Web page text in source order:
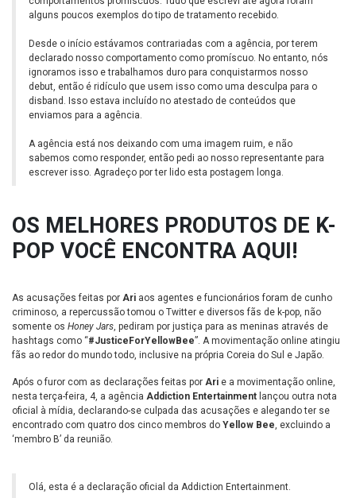
alguns poucos exemplos do tipo de tratamento recebido.
Desde o início estávamos contrariadas com a agência, por terem
declarado nosso comportamento como promíscuo. No entanto, nós
ignoramos isso e trabalhamos duro para conquistarmos nosso
debut, então é ridículo que usem isso como uma desculpa para o
disband. Isso estava incluído no atestado de conteúdos que
enviamos para a agência.
A agência está nos deixando com uma imagem ruim, e não
sabemos como responder, então pedi ao nosso representante para
escrever isso. Agradeço por ter lido esta postagem longa.
OS MELHORES PRODUTOS DE K-
POP VOCÊ ENCONTRA AQUI!
As acusações feitas por Ari aos agentes e funcionários foram de cunho
criminoso, a repercussão tomou o Twitter e diversos fãs de k-pop, não
somente os Honey Jars , pediram por justiça para as meninas através de
hashtags como “#JusticeForYellowBee”. A movimentação online atingiu
fãs ao redor do mundo todo, inclusive na própria Coreia do Sul e Japão.
Após o furor com as declarações feitas por Ari e a movimentação online,
nesta terça-feira, 4, a agência Addiction Entertainment lançou outra nota
oficial à mídia, declarando-se culpada das acusações e alegando ter se
encontrado com quatro dos cinco membros do Yellow Bee , excluindo a
‘membro B’ da reunião.
Olá, esta é a declaração oficial da Addiction Entertainment.